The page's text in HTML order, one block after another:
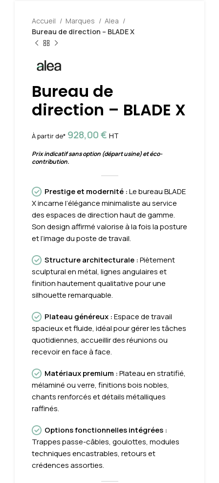
Accueil Marques
Alea
Bureau de direction – BLADE X
Bureau de
direction – BLADE X
À partir de* 928,00€ HT
Prix indicatif sans option (départ usine) et éco-
contribution.
Prestige et modernité :Le bureau BLADE
X incarne l’élégance minimaliste au service
des espaces de direction haut de gamme.
Son design affirmé valorise à la fois la posture
et l’image du poste de travail.
Structure architecturale :Piètement
sculptural en métal, lignes angulaires et
finition hautement qualitative pour une
silhouette remarquable.
Plateau généreux :Espace de travail
spacieux et fluide, idéal pour gérer les tâches
quotidiennes, accueillir des réunions ou
recevoir en face à face.
Matériaux premium :Plateau en stratifié,
mélaminé ou verre, finitions bois nobles,
chants renforcés et détails métalliques
raffinés.
Options fonctionnelles intégrées :
Trappes passe-câbles, goulottes, modules
techniques encastrables, retours et
crédences assorties.